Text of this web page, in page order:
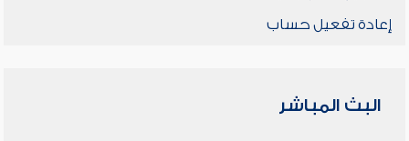
إعادة تفعيل حساب
البث المباشر